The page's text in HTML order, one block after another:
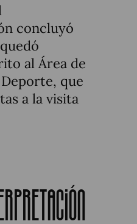
concluyó
al Área de
que
a la visita